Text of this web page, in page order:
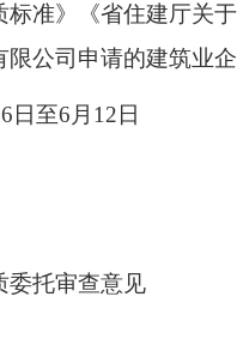
标准》《省住建厅关
公司申请的建筑业
日至6月12日
委托审查意见